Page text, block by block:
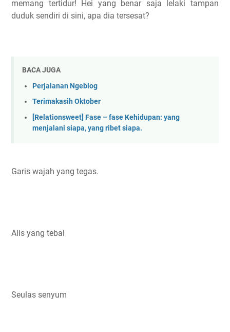
memang tertidur! Hei yang benar saja lelaki tampan
duduk sendiri di sini, apa dia tersesat?
BACA JUGA
Perjalanan Ngeblog
Terimakasih Oktober
[Relationsweet] Fase – fase Kehidupan: yang
menjalani siapa, yang ribet siapa.
Garis wajah yang tegas.
Alis yang tebal
Seulas senyum